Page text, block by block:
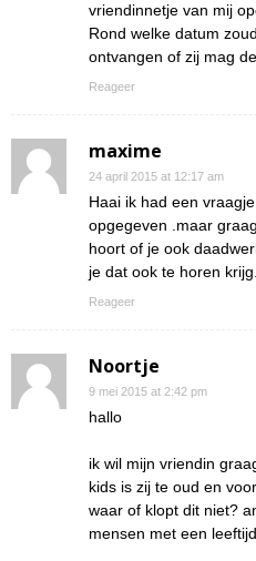
vriendinnetje van mij
Rond welke datum
ontvangen of zij mag
Reageer
maxime
24 april 2015 at 12:17 am
Haai ik had een
opgegeven .maar
hoort of je ook
je dat ook te horen
Reageer
Noortje
9 mei 2015 at 2:42 pm
hallo
ik wil mijn vriendin
kids is zij te oud en
waar of klopt dit niet?
mensen met een